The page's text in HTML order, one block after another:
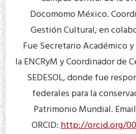
Docomomo México.
Gestión Cultural, en
Fue Secretario Académico
la ENCRyM y Coordinador de
SEDESOL, donde fue
federales para la
Patrimonio Mundial. Email
ORCID:http://orcid.org/